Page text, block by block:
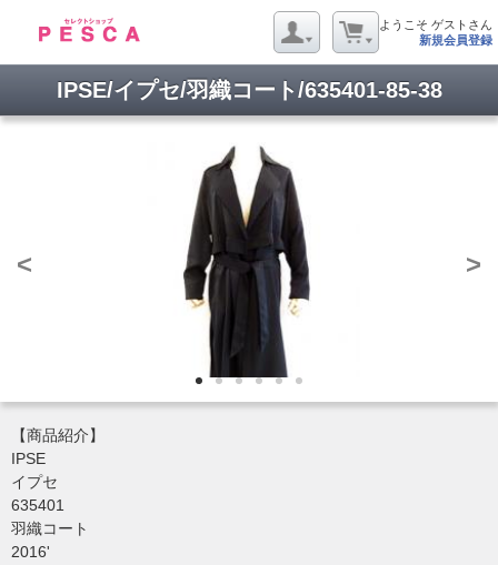
ようこそ ゲストさん
新規会員登録
IPSE/イプセ/羽織コート/635401-85-38
< >
【商品紹介】
IPSE
イプセ
635401
羽織コート
2016'